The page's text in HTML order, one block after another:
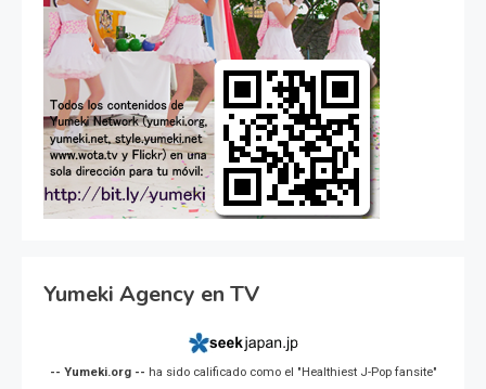
Yumeki Agency en TV
-- Yumeki.org -- ha sido calificado como el "Healthiest J-Pop fansite"